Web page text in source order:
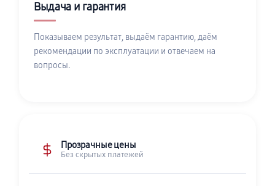
Выдача и гарантия
Показываем результат, выдаём гарантию, даём
рекомендации по эксплуатации и отвечаем на
вопросы.
Прозрачные цены
Без скрытых платежей